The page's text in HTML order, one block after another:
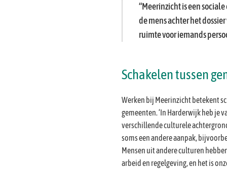
Meerinzicht is een
de mens achter het
ruimte voor iemands
Schakelen tussen
Werken bij Meerinzicht betekent
gemeenten. ‘In Harderwijk heb je
verschillende culturele
soms een andere aanpak,
Mensen uit andere culturen
arbeid en regelgeving, en het is